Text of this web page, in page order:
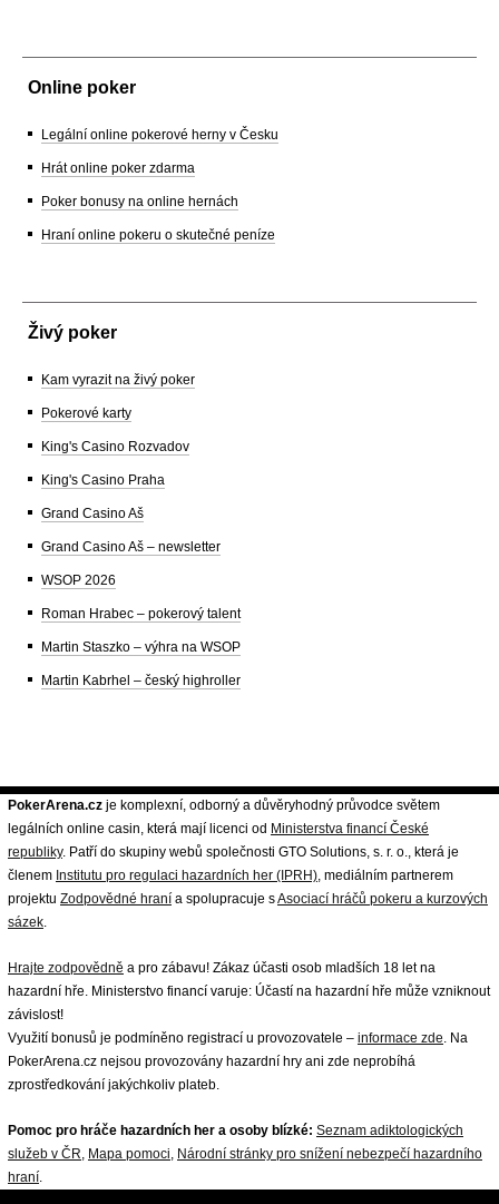
Online poker
Legální online pokerové herny v Česku
Hrát online poker zdarma
Poker bonusy na online hernách
Hraní online pokeru o skutečné peníze
Živý poker
Kam vyrazit na živý poker
Pokerové karty
King's Casino Rozvadov
King's Casino Praha
Grand Casino Aš
Grand Casino Aš – newsletter
WSOP 2026
Roman Hrabec – pokerový talent
Martin Staszko – výhra na WSOP
Martin Kabrhel – český highroller
PokerArena.cz je komplexní, odborný a důvěryhodný průvodce světem
legálních online casin, která mají licenci od Ministerstva financí České
republiky. Patří do skupiny webů společnosti GTO Solutions, s. r. o., která je
členem Institutu pro regulaci hazardních her (IPRH), mediálním partnerem
projektu Zodpovědné hraní a spolupracuje sAsociací hráčů pokeru a kurzových
sázek.
Hrajte zodpovědně a pro zábavu! Zákaz účasti osob mladších 18 let na
hazardní hře. Ministerstvo financí varuje: Účastí na hazardní hře může vzniknout
závislost!
Využití bonusů je podmíněno registrací u provozovatele – informace zde. Na
PokerArena.cz nejsou provozovány hazardní hry ani zde neprobíhá
zprostředkování jakýchkoliv plateb.
Pomoc pro hráče hazardních her a osoby blízké: Seznam adiktologických
služeb v ČR, Mapa pomoci, Národní stránky pro snížení nebezpečí hazardního
hraní.